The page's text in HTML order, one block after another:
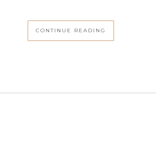
CONTINUE READING